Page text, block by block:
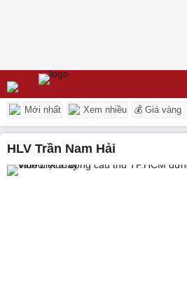
Mới nhất Xem nhiều 💰 Giá vàng
HLV Trần Nam Hải